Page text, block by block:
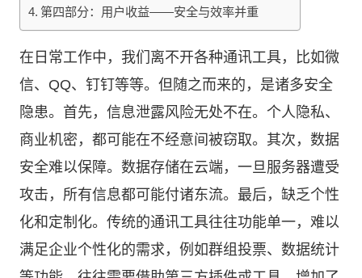
第四部分：用户收益——安全与效率并重
在日常工作中，我们离不开各种通讯工具，比如微
信、QQ、钉钉等等。但随之而来的，是诸多安全
隐患。首先，信息泄露风险无处不在。个人隐私、
商业机密，都可能在不经意间被窃取。其次，数据
安全难以保障。数据存储在云端，一旦服务器遭受
攻击，所有信息都可能付诸东流。最后，缺乏个性
化和定制化。传统的通讯工具往往功能单一，难以
满足企业个性化的需求，例如群组投票、数据统计